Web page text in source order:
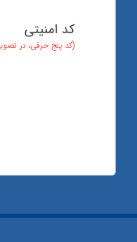
کد امنیتی
(کد پنج حرفی، در